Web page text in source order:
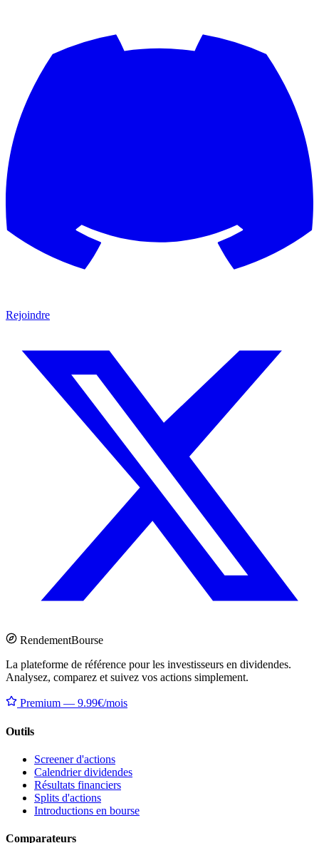
Rejoindre
RendementBourse
La plateforme de référence pour les investisseurs en dividendes.
Analysez, comparez et suivez vos actions simplement.
Premium — 9.99€/mois
Outils
Screener d'actions
Calendrier dividendes
Résultats financiers
Splits d'actions
Introductions en bourse
Comparateurs